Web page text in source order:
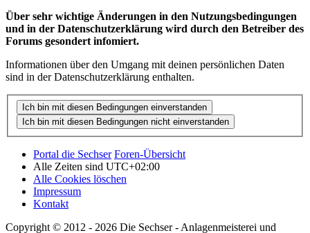
Über sehr wichtige Änderungen in den Nutzungsbedingungen
und in der Datenschutzerklärung wird durch den Betreiber des
Forums gesondert infomiert.
Informationen über den Umgang mit deinen persönlichen Daten
sind in der Datenschutzerklärung enthalten.
Portal die Sechser Foren-Übersicht
Alle Zeiten sind UTC+02:00
Alle Cookies löschen
Impressum
Kontakt
Copyright © 2012 - 2026 Die Sechser - Anlagenmeisterei und